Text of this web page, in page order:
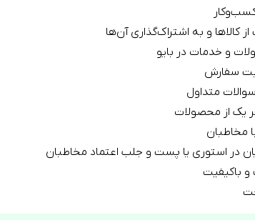
و به اشتراک‌گذاری آن‌ها
و خدمات در بایو
سفارش
متداول
یک از محصولات
مخاطبان
در استوری یا پست و جلب اعتماد مخاطبان
باکیفیت